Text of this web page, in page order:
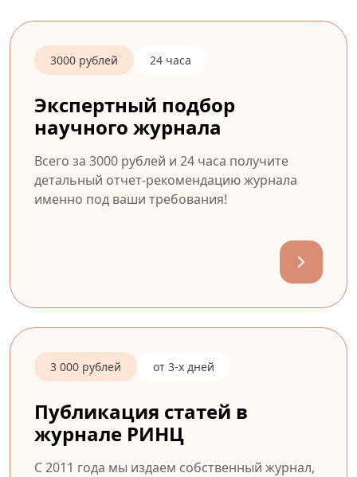
3000 рублей 24 часа
Экспертный подбор
научного журнала
Всего за 3000 рублей и 24 часа получите
детальный отчет-рекомендацию журнала
именно под ваши требования!
3 000 рублей от 3-х дней
Публикация статей в
журнале РИНЦ
С 2011 года мы издаем собственный журнал,